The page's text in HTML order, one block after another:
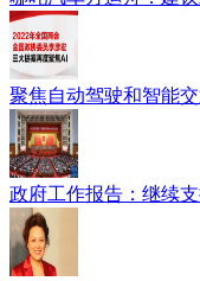
聚焦自动驾驶和智能
政府工作报告：继续